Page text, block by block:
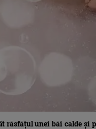
răsfățul unei băi calde și